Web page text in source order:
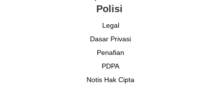
Polisi
Legal
Dasar Privasi
Penafian
PDPA
Notis Hak Cipta